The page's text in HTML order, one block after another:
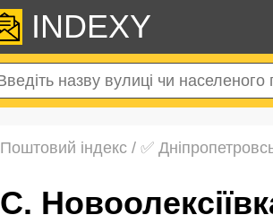
INDEXY
Поштовий індекс / ✅
с.